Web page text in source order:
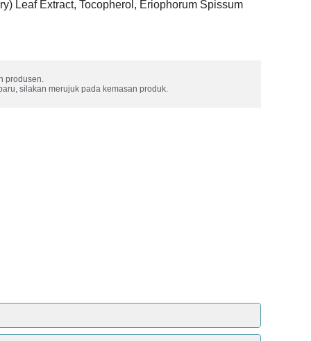
Leaf Extract, Tocopherol, Eriophorum Spissum
produsen.
silakan merujuk pada kemasan produk.
Biasanya terdapat di tempat pertama